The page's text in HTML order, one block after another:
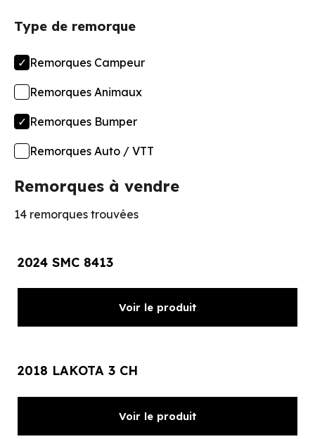
nous
Type de remorque
Remorques Campeur
Remorques Animaux
Remorques Bumper
Remorques Auto / VTT
Remorques à vendre
14 remorques trouvées
2024 SMC 8413
Voir le produit
2018 LAKOTA 3 CH
Voir le produit